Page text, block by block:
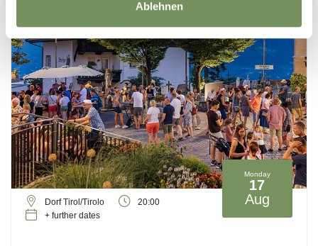
Ablehnen
Monday
17
Aug
Dorf Tirol/Tirolo
20:00
+ further dates